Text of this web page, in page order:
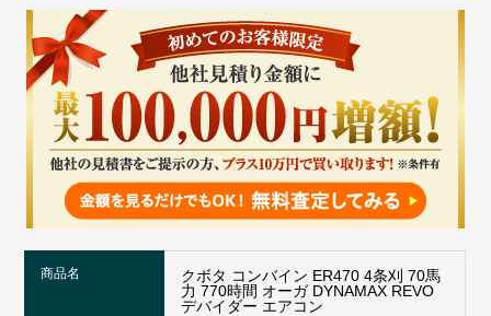
商品名
クボタ コンバイン ER470 4条刈 70馬
力 770時間 オーガ DYNAMAX REVO
デバイダー エアコン